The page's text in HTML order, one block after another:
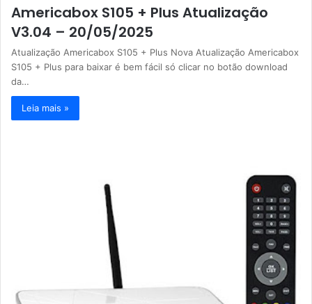
Americabox S105 + Plus Atualização
V3.04 – 20/05/2025
Atualização Americabox S105 + Plus Nova Atualização Americabox
S105 + Plus para baixar é bem fácil só clicar no botão download
da…
Leia mais »